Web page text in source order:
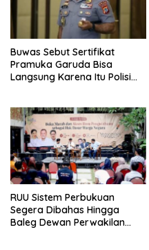
Buwas Sebut Sertifikat
Pramuka Garuda Bisa
Langsung Karena Itu Polisi
RUU Sistem Perbukuan
Segera Dibahas Hingga
Baleg Dewan Perwakilan